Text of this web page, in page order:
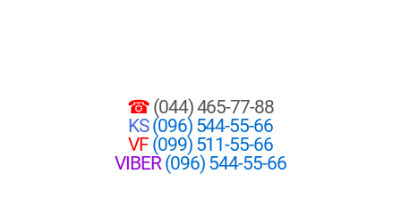
☎(044) 465-77-88
KS(096) 544-55-66
VF(099) 511-55-66
VIBER(096) 544-55-66